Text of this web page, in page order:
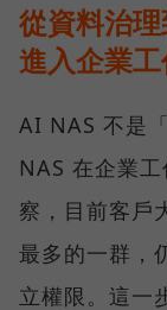
從資料治
進入企業工
AI NAS 不是
NAS 在企業
察，目前客戶
最多的一群，
立權限。這一